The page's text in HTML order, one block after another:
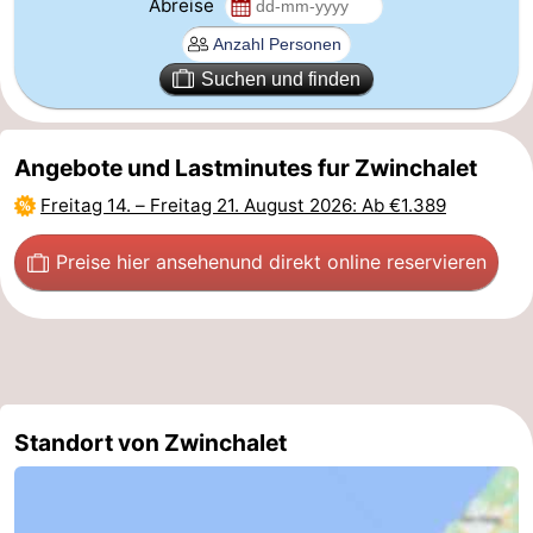
Route
Parken
Reisebuchshop
Medizin
Adressen
Region
-
Abreise
Suchen und finden
Angebote und Lastminutes fur Zwinchalet
Freitag 14. – Freitag 21. August 2026: Ab €1.389
Preise hier ansehenund direkt online reservieren
Standort von Zwinchalet